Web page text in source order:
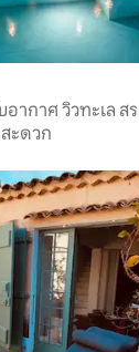
ากาศ วิวทะเล ส
ะดวก